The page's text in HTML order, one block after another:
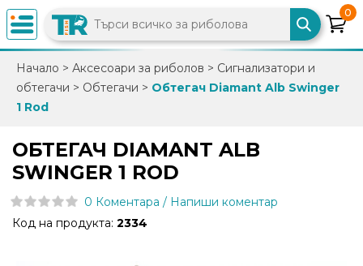
×
0882
892
info@trfish.com
Вход
0
Начало > Аксесоари за риболов > Сигнализатори и
обтегачи > Обтегачи > Обтегач Diamant Alb Swinger
1 Rod
ОБТЕГАЧ DIAMANT ALB
SWINGER 1 ROD
0 Коментара / Напиши коментар
Код на продукта: 2334